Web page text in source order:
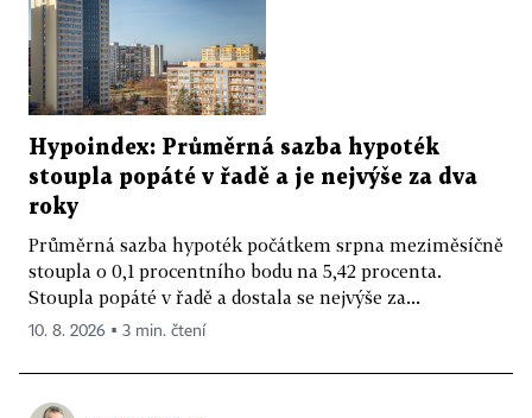
Hypoindex: Průměrná sazba hypoték
stoupla popáté v řadě a je nejvýše za dva
roky
Průměrná sazba hypoték počátkem srpna meziměsíčně
stoupla o 0,1 procentního bodu na 5,42 procenta.
Stoupla popáté v řadě a dostala se nejvýše za...
10. 8. 2026 ▪ 3 min. čtení